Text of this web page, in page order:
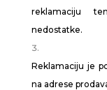
reklamaciju
nedostatke.
Reklamaciju je
na adrese